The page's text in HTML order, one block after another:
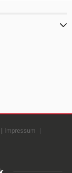
Impressum